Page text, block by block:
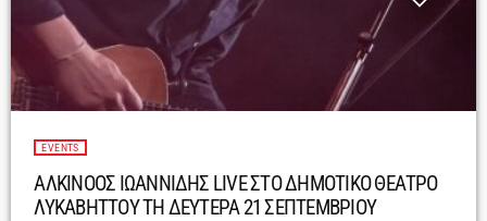
EVENTS
ΑΛΚΙΝΟΟΣ ΙΩΑΝΝΙΔΗΣ LIVE ΣΤΟ ΔΗΜΟΤΙΚΟ ΘΕΑΤΡΟ
ΛΥΚΑΒΗΤΤΟΥ ΤΗ ΔΕΥΤΕΡΑ 21 ΣΕΠΤΕΜΒΡΙΟΥ